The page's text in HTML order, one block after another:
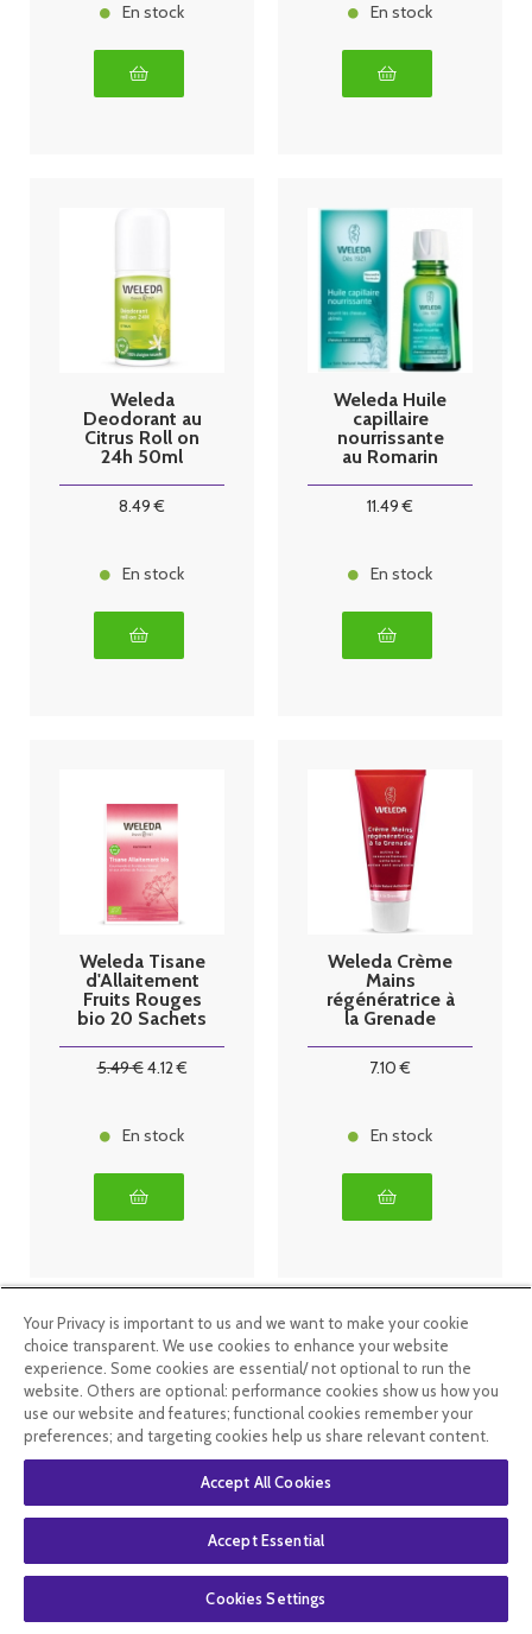
En stock En stock
Weleda
Deodorant au
Citrus Roll on
24h 50ml
8.49 €
En stock
Weleda Huile
capillaire
nourrissante
au Romarin
11.49 €
En stock
Weleda Tisane
d'Allaitement
Fruits Rouges
bio 20 Sachets
5.49€4.12€
En stock
Weleda Crème
Mains
régénératrice à
la Grenade
7.10 €
En stock
Weleda Lotion
100ml
13.49€
Weleda Baume
100ml
13.49€
Your Privacy is important to us and we want to make your cookie
choice transparent. We use cookies to enhance your website
experience. Some cookies are essential/ not optional to run the
website. Others are optional: performance cookies show us how you
use our website and features; functional cookies remember your
preferences; and targeting cookies help us share relevant content.
Accept All Cookies
Accept Essential
Cookies Settings